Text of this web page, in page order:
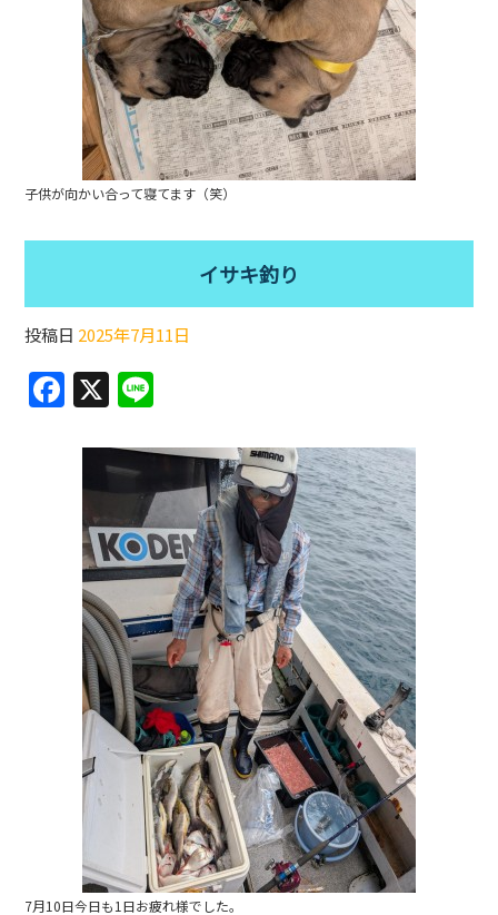
子供が向かい合って寝てます（笑）
イサキ釣り
投稿日 2025年7月11日
F
a
c
e
b
o
o
k
X
e
7月10日今日も1日お疲れ様でした。